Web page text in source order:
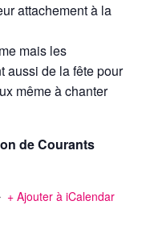
attachement à la
mais les
aussi de la fête pour
même à chanter
de Courants
+ Ajouter à iCalendar